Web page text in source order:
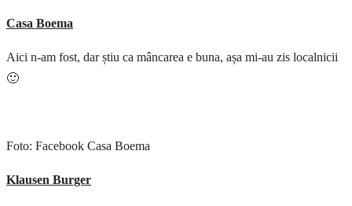
Casa Boema
Aici n-am fost, dar știu ca mâncarea e buna, așa mi-au zis localnicii
🙂
Foto: Facebook Casa Boema
Klausen Burger